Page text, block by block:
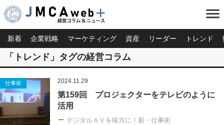
menu
新着 企業戦略 マーケティング 資産 リーダー トレンド
「トレンド」タグの経営コラム
仕事術 2024.11.29
第159回 プロジェクターをテレビのように
活用
デジタルＡＶを味方に！新・仕事術